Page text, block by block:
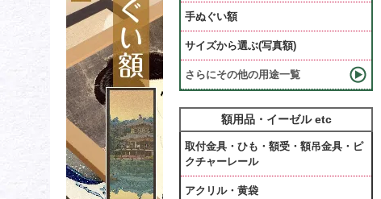
手ぬぐい額
サイズから選ぶ(写真額)
さらにその他の用途一覧
額用品・イーゼル etc
取付金具・ひも・額受・額吊金具・ピ
クチャーレール
アクリル・黄袋